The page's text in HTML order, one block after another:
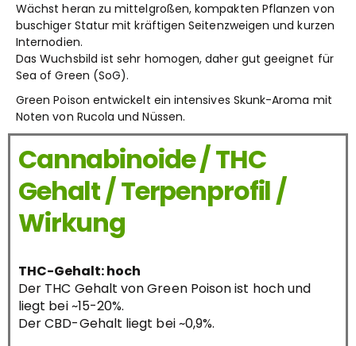
Wächst heran zu mittelgroßen, kompakten Pflanzen von
buschiger Statur mit kräftigen Seitenzweigen und kurzen
Internodien.
Das Wuchsbild ist sehr homogen, daher gut geeignet für
Sea of Green (SoG).
Green Poison entwickelt ein intensives Skunk-Aroma mit
Noten von Rucola und Nüssen.
Cannabinoide / THC
Gehalt / Terpenprofil /
Wirkung
THC-Gehalt: hoch
Der THC Gehalt von Green Poison ist hoch und
liegt bei ~15-20%.
Der CBD-Gehalt liegt bei ~0,9%.